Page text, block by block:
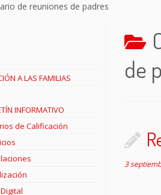
de reuniones de padres
A LAS FAMILIAS
INFORMATIVO
de Calificación
de
3